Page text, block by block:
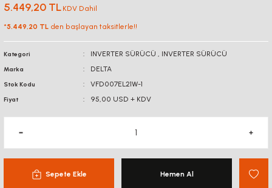
5.449,20 TL KDV Dahil
*5.449,20 TL den başlayan taksitlerle!!
Kategori INVERTER SÜRÜCÜ , INVERTER SÜRÜCÜ
Marka DELTA
Stok Kodu VFD007EL21W-1
Fiyat 95,00 USD + KDV
Sepete Ekle Hemen Al